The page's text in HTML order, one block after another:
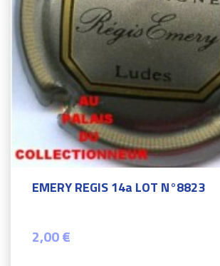
EMERY REGIS 14a LOT N°8823
2,00 €